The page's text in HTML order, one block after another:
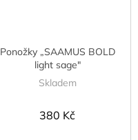
Ponožky „SAAMUS BOLD
light sage"
Skladem
380 Kč